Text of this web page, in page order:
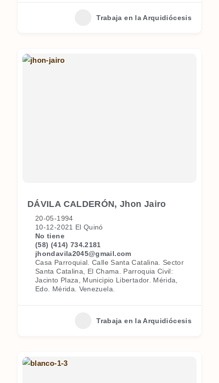
Trabaja en la Arquidiócesis
DÁVILA CALDERÓN, Jhon Jairo
20-05-1994
10-12-2021 El Quinó
No tiene
(58) (414) 734.2181
jhondavila2045@gmail.com
Casa Parroquial. Calle Santa Catalina. Sector
Santa Catalina, El Chama. Parroquia Civil:
Jacinto Plaza, Municipio Libertador. Mérida,
Edo. Mérida. Venezuela.
Trabaja en la Arquidiócesis